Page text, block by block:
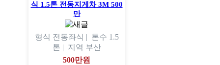
식 1.5톤 전동지게차 3M 500
만
형식 전동좌식 | 톤수 1.5
톤 | 지역 부산
500만원